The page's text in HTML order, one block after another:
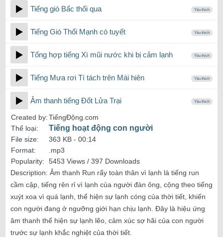
Tiếng gió Bấc thổi qua Yêu thích
Tiếng Gió Thổi Mạnh có tuyết Yêu thích
Tổng hợp tiếng Xì mũi nước khi bị cảm lạnh Yêu thích
Tiếng Mưa rơi Tí tách trên Mái hiên Yêu thích
Âm thanh tiếng Đốt Lửa Trại Yêu thích
Created by:TiếngĐộng.com
Thể loại:
Tiếng hoạt động con người
File size: 363 KB - 00:14
Format:
.mp3
Popularity:
5453 Views / 397 Downloads
Description: Âm thanh Run rẩy toàn thân vì lạnh là tiếng run
cầm cập, tiếng rên rỉ vì lạnh của người đàn ông, cộng theo tiếng
xuýt xoa vì quá lạnh, thể hiện sự lạnh cóng của thời tiết, khiến
con người đang ở ngưỡng giới hạn chịu lạnh. Đây là hiệu ứng
âm thanh thể hiện sự lạnh lẽo, cảm xúc sợ hãi của con người
trước sự lạnh khắc nghiệt của thời tiết.